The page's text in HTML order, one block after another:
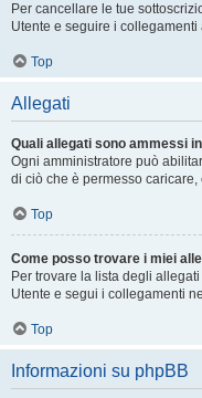
Per cancellare le tue
Utente e seguire i
Top
Allegati
Quali allegati sono ammessi
Ogni amministratore può
di ciò che è permesso
Top
Come posso trovare i miei
Per trovare la lista degli
Utente e segui i collegamenti
Top
Informazioni su phpBB